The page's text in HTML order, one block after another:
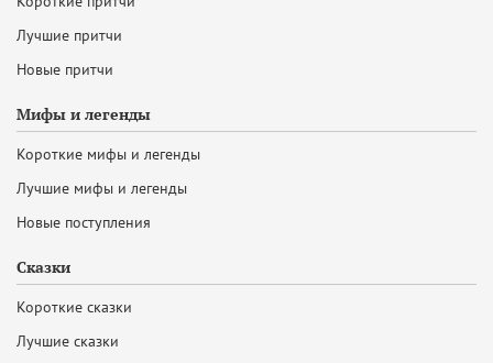
Лучшие притчи
Новые притчи
Мифы и легенды
Короткие мифы и легенды
Лучшие мифы и легенды
Новые поступления
Сказки
Короткие сказки
Лучшие сказки